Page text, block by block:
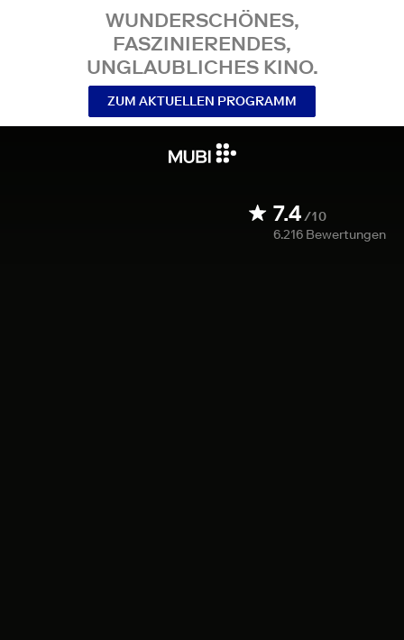
WUNDERSCHÖNES,
FASZINIERENDES,
UNGLAUBLICHES KINO.
ZUM AKTUELLEN PROGRAMM
7.4/10
6.216 Bewertungen